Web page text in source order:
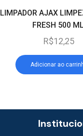
LIMPADOR AJAX
FRESH 500
R$12,25
Adicionar ao